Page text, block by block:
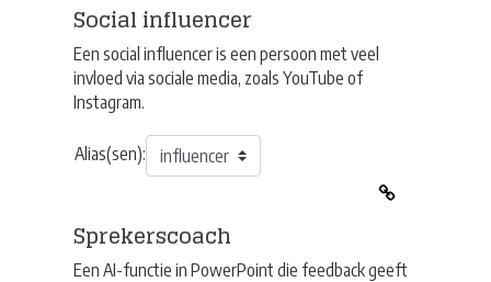
Social influencer
Een social influencer is een persoon met veel
invloed via sociale media, zoals YouTube of
Instagram.
Alias(sen):
Sprekerscoach
Een AI-functie in PowerPoint die feedback geeft